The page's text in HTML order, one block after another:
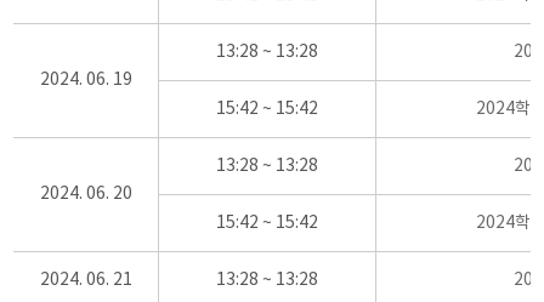
2024. 06. 19
13:28 ~ 13:28
15:42 ~ 15:42 2024학
2024. 06. 20
13:28 ~ 13:28
15:42 ~ 15:42 2024학
2024. 06. 21 13:28 ~ 13:28